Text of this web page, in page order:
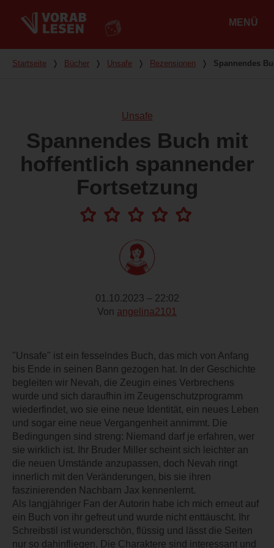
MENÜ
Du bist hier
Startseite ❭ Bücher ❭ Unsafe ❭ Rezensionen ❭ Spannendes
Unsafe
Spannendes Buch mit
hoffentlich spannender
Fortsetzung
01.10.2023 – 22:02
Von angelina2101
"Unsafe" ist ein fesselndes Buch, das mich von Anfang
bis Ende in seinen Bann gezogen hat. In der Geschichte
begleiten wir Nevah, die Zeugin eines Verbrechens
wurde und sich daraufhin im Zeugenschutzprogramm
wiederfindet, wo sie eine neue Identität, ein neues Leben
und sogar eine neue Vergangenheit annimmt. Die
Bedingungen sind streng: Niemand darf je erfahren, wer
sie wirklich ist. Ihr Bruder Miller scheint sich leichter an
die neuen Umstände anzupassen, doch Nevah ringt
innerlich mit den Veränderungen, bis sie ihren
faszinierenden Nachbarn Jax kennenlernt.
Als langjähriger Fan der Autorin habe ich mich erneut auf
ein Buch von ihr gefreut und wurde nicht enttäuscht. Ihr
Schreibstil ist wunderschön, flüssig und lässt die Seiten
nur so dahinfliegen. Die Charaktere sind interessant und